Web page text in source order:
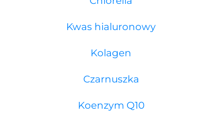
Kwas hialuronowy
Kolagen
Czarnuszka
Koenzym Q10